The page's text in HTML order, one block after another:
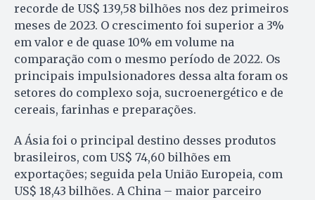
recorde de US$ 139,58 bilhões nos dez primeiros
meses de 2023. O crescimento foi superior a 3%
em valor e de quase 10% em volume na
comparação com o mesmo período de 2022. Os
principais impulsionadores dessa alta foram os
setores do complexo soja, sucroenergético e de
cereais, farinhas e preparações.
A Ásia foi o principal destino desses produtos
brasileiros, com US$ 74,60 bilhões em
exportações; seguida pela União Europeia, com
US$ 18,43 bilhões. A China – maior parceiro